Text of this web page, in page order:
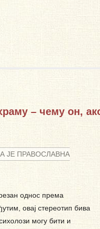
– чему он,
ЈЕ ПРАВОСЛАВНА
однос према
овај стереотип бива
могу бити и